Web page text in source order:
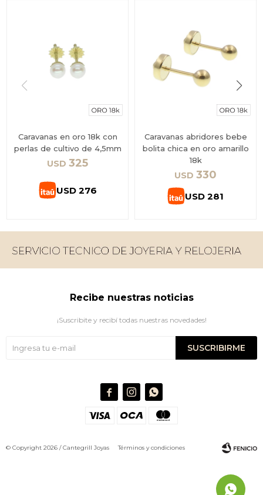
Caravanas en oro 18k con
perlas de cultivo de 4,5mm
USD 325
USD 276
Caravanas abridores bebe
bolita chica en oro amarillo
18k
USD 330
USD 281
Recibe nuestras noticias
¡Suscribite y recibí todas nuestras novedades!
SUSCRIBIRME
  
© Copyright 2026 / Cantegrill JoyasTérminos y condiciones